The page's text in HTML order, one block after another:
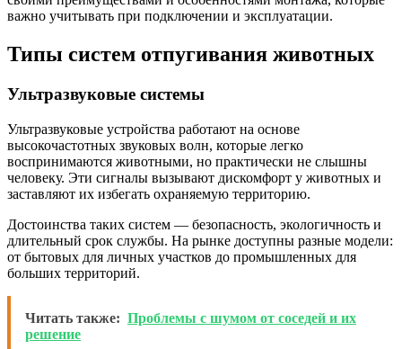
важно учитывать при подключении и эксплуатации.
Типы систем отпугивания животных
Ультразвуковые системы
Ультразвуковые устройства работают на основе
высокочастотных звуковых волн, которые легко
воспринимаются животными, но практически не слышны
человеку. Эти сигналы вызывают дискомфорт у животных и
заставляют их избегать охраняемую территорию.
Достоинства таких систем — безопасность, экологичность и
длительный срок службы. На рынке доступны разные модели:
от бытовых для личных участков до промышленных для
больших территорий.
Читать также: Проблемы с шумом от соседей и их
решение